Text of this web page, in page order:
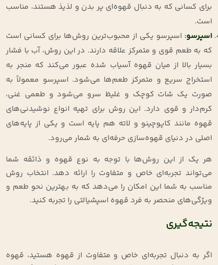
برای کسانی که به دنبال قهوه‌ای پر بدن و لذیذ هستند، مناسب
است.
اسپرسو: اسپرسو یکی از محبوب‌ترین روش‌ها برای کسانی است
که به طعم قوی و متمرکز علاقه دارند. در این روش، آب با فشار
بسیار بالا از میان قهوه آسیاب شده عبور می‌کند که منجر به
استخراج سریع و متمرکز طعم‌ها می‌شود. اسپرسو معمولاً به
صورت یک شات کوچک و غلیظ سرو می‌شود و طعمی غنی،
کرم‌دار و قوی دارد. این روش برای تهیه انواع نوشیدنی‌های
قهوه مانند کاپوچینو و لاته هم پایه است و یکی از پایه‌های
اصلی در دنیای قهوه‌سازی حرفه‌ای به شمار می‌رود.
هر یک از این روش‌ها با توجه به نوع قهوه و ذائقه شما
می‌تواند تجربه‌ای خاص و متفاوت را ارائه دهد. انتخاب روش
مناسب به شما این امکان را می‌دهد که به بهترین نحو طعم و
ویژگی‌های منحصر به فرد قهوه اسپشیالتی را تجربه کنید.
نتیجه‌گیری
اگر به دنبال تجربه‌ای خاص و متفاوت از قهوه هستید، قهوه